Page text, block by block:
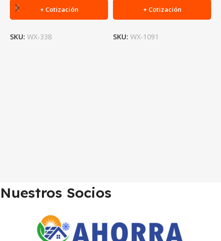
+ Cotización
SKU: WX-338
+ Cotización
SKU: WX-1091
Nuestros Socios